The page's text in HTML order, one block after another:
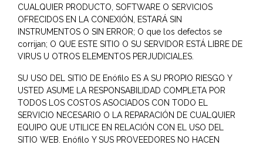
CUALQUIER PRODUCTO, SOFTWARE O SERVICIOS
OFRECIDOS EN LA CONEXIÓN, ESTARÁ SIN
INSTRUMENTOS O SIN ERROR; O que los defectos se
corrijan; O QUE ESTE SITIO O SU SERVIDOR ESTÁ LIBRE DE
VIRUS U OTROS ELEMENTOS PERJUDICIALES.
SU USO DEL SITIO DE Enófilo ES A SU PROPIO RIESGO Y
USTED ASUME LA RESPONSABILIDAD COMPLETA POR
TODOS LOS COSTOS ASOCIADOS CON TODO EL
SERVICIO NECESARIO O LA REPARACIÓN DE CUALQUIER
EQUIPO QUE UTILICE EN RELACIÓN CON EL USO DEL
SITIO WEB. Enófilo Y SUS PROVEEDORES NO HACEN